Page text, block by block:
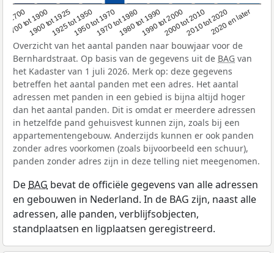
1700
1700 tot 1900
1900 tot 19251925 tot 19501950 tot 19701970 tot 19801980 tot 19901990 tot 20002000 tot 20102010 tot 20202020 en later
Overzicht van het aantal panden naar bouwjaar voor de
Bernhardstraat. Op basis van de gegevens uit de BAG van
het Kadaster van 1 juli 2026. Merk op: deze gegevens
betreffen het aantal panden met een adres. Het aantal
adressen met panden in een gebied is bijna altijd hoger
dan het aantal panden. Dit is omdat er meerdere adressen
in hetzelfde pand gehuisvest kunnen zijn, zoals bij een
appartementengebouw. Anderzijds kunnen er ook panden
zonder adres voorkomen (zoals bijvoorbeeld een schuur),
panden zonder adres zijn in deze telling niet meegenomen.
De BAG bevat de officiële gegevens van alle adressen
en gebouwen in Nederland. In de BAG zijn, naast alle
adressen, alle panden, verblijfsobjecten,
standplaatsen en ligplaatsen geregistreerd.